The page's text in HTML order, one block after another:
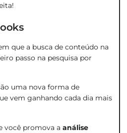
que a busca de conteúdo na
passo na pesquisa por
uma nova forma de
vem ganhando cada dia mais
você promova a análise